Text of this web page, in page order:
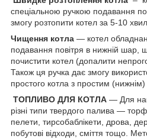
спеціальною ручкою подавання
змогу розтопити котел за 5-10
Чищення котла — котел
подавання повітря в нижній шар,
почистити котел (допалити
Також ця ручка дає змогу
простого котла з простим
ТОПЛИВО ДЛЯ КОТЛА ― Для
різні типи твердого палива — торф,
пелети, тирсобаблікети, дрова,
побутові відходи, сміття тощо.